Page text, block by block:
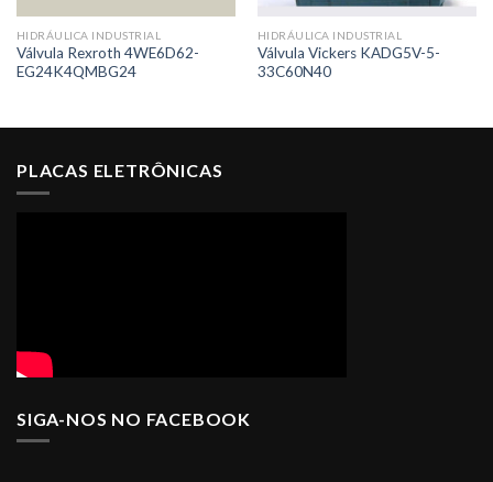
HIDRÁULICA INDUSTRIAL
Válvula Rexroth 4WE6D62-
EG24K4QMBG24
HIDRÁULICA INDUSTRIAL
Válvula Vickers KADG5V-5-
33C60N40
PLACAS ELETRÔNICAS
SIGA-NOS NO FACEBOOK